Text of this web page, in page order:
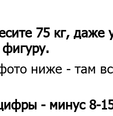
75 кг, даже
ниже - там
- минус 8-